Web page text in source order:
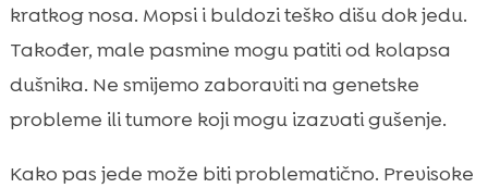
kratkog nosa. Mopsi i buldozi teško dišu dok jedu.
Također, male pasmine mogu patiti od kolapsa
dušnika. Ne smijemo zaboraviti na genetske
probleme ili tumore koji mogu izazvati gušenje.
Kako pas jede može biti problematično. Previsoke